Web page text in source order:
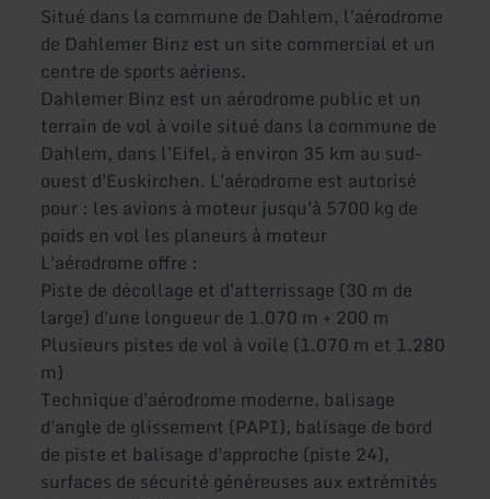
Situé dans la commune de Dahlem, l'aérodrome
de Dahlemer Binz est un site commercial et un
centre de sports aériens.
Dahlemer Binz est un aérodrome public et un
terrain de vol à voile situé dans la commune de
Dahlem, dans l'Eifel, à environ 35 km au sud-
ouest d'Euskirchen. L'aérodrome est autorisé
pour : les avions à moteur jusqu'à 5700 kg de
poids en vol les planeurs à moteur
L'aérodrome offre :
Piste de décollage et d'atterrissage (30 m de
large) d'une longueur de 1.070 m + 200 m
Plusieurs pistes de vol à voile (1.070 m et 1.280
m)
Technique d'aérodrome moderne, balisage
d'angle de glissement (PAPI), balisage de bord
de piste et balisage d'approche (piste 24),
surfaces de sécurité généreuses aux extrémités